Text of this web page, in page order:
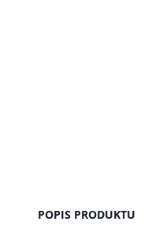
POPIS PRODUKTU